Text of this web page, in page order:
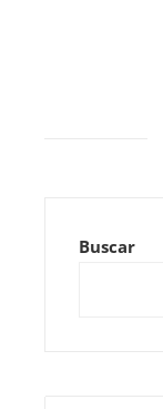
Buscar